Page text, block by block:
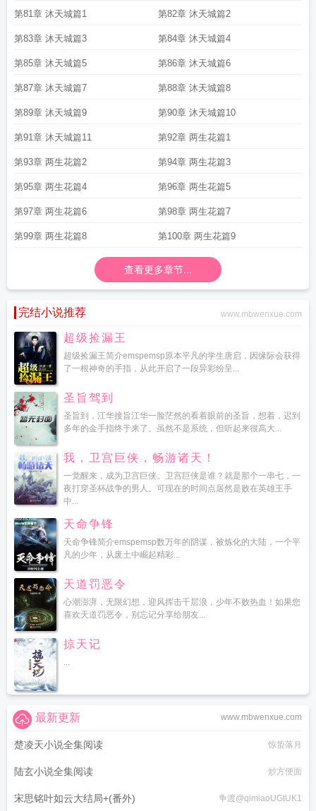
第81章 沐天城篇1 第82章 沐天城篇2
第83章 沐天城篇3 第84章 沐天城篇4
第85章 沐天城篇5 第86章 沐天城篇6
第87章 沐天城篇7 第88章 沐天城篇8
第89章 沐天城篇9 第90章 沐天城篇10
第91章 沐天城篇11 第92章 两生花篇1
第93章 两生花篇2 第94章 两生花篇3
第95章 两生花篇4 第96章 两生花篇5
第97章 两生花篇6 第98章 两生花篇7
第99章 两生花篇8 第100章 两生花篇9
查看更多章节...
完结小说推荐 www.mbwenxue.com
超级捡漏王
超级捡漏王简介emspemsp原本平凡的学生唐启，因缘际会获得
了一根神奇的手指，从此开启了一段异彩纷呈...
圣旨驾到
圣旨到，江华接旨江华一脸茫然的看着眼前的圣旨，想着，迟到
多年的金手指终于来了。虽然不是系统，但听起来很高大...
我，卫宫巨侠，畅游诸天！
一觉醒来，成为卫宫巨侠。卫宫巨侠是谁？就是那个一串七，一
夜打穿圣杯战争的男人。可现在的时间点居然是败在英雄王手
中...
天命争锋
天命争锋简介emspemsp数万年的阴谋，被炼化的大陆，一个平
凡的少年，从废土中崛起精彩...
天道罚恶令
心潮澎湃，无限幻想，迎风挥击千层浪，少年不败热血！如果您
喜欢天道罚恶令，别忘记分享给朋友...
掠天记
...
www.mbwenxue.com
最新更新
楚凌天小说全集阅读 惊蛰落月
陆玄小说全集阅读 炒方便面
宋思铭叶如云大结局+(番外) 争渡@qimiaoUGtUK1